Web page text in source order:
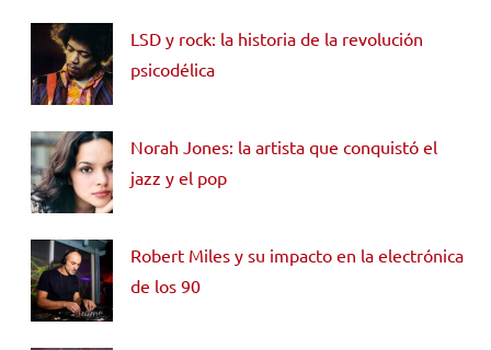
LSD y rock: la historia de la revolución
psicodélica
Norah Jones: la artista que conquistó el
jazz y el pop
Robert Miles y su impacto en la electrónica
de los 90